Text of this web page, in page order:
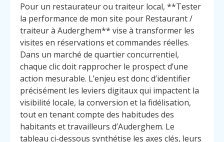
Contact
Pour un restaurateur ou traiteur local, **Tester
la performance de mon site pour Restaurant /
traiteur à Auderghem** vise à transformer les
visites en réservations et commandes réelles.
Dans un marché de quartier concurrentiel,
chaque clic doit rapprocher le prospect d’une
action mesurable. L’enjeu est donc d’identifier
précisément les leviers digitaux qui impactent la
visibilité locale, la conversion et la fidélisation,
tout en tenant compte des habitudes des
habitants et travailleurs d’Auderghem. Le
tableau ci-dessous synthétise les axes clés, leurs